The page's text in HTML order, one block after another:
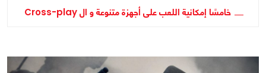
خامسًا إمكانية اللعب على أجهزة متنوعة و ال Cross-play